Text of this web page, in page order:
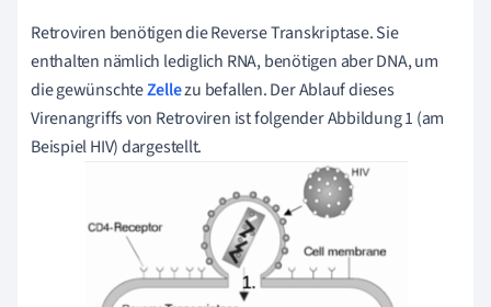
Retroviren benötigen die Reverse Transkriptase. Sie
enthalten nämlich lediglich RNA, benötigen aber DNA, um
die gewünschteZellezu befallen. Der Ablauf dieses
Virenangriffs von Retroviren ist folgender Abbildung 1 (am
Beispiel HIV) dargestellt.